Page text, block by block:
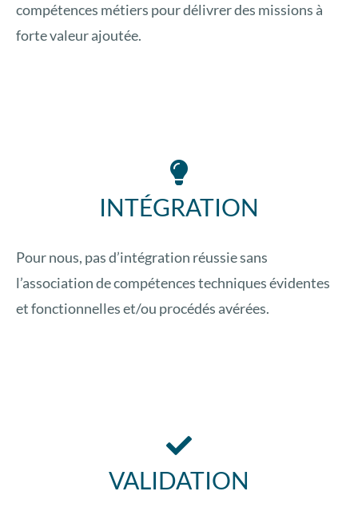
compétences métiers pour délivrer des missions à
forte valeur ajoutée.
INTÉGRATION
Pour nous, pas d’intégration réussie sans
l’association de compétences techniques évidentes
et fonctionnelles et/ou procédés avérées.
VALIDATION